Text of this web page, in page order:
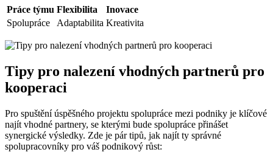
Práce týmu Flexibilita
Inovace
Spolupráce
Adaptabilita Kreativita
Tipy pro nalezení vhodných partnerů pro
kooperaci
Pro spuštění úspěšného projektu spolupráce mezi podniky je klíčové
najít vhodné partnery, se kterými bude spolupráce přinášet
synergické výsledky. Zde je pár tipů, jak najít ty správné
spolupracovníky pro váš podnikový růst: